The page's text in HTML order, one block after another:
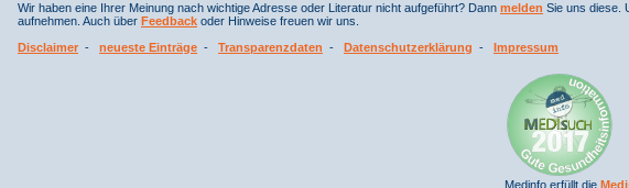
Wir haben eine Ihrer Meinung nach wichtige Adresse oder Literatur nicht aufgeführt? Dann melden Sie uns diese.
aufnehmen. Auch über Feedback oder Hinweise freuen wir uns.
Disclaimer - neueste Einträge - Transparenzdaten - Datenschutzerklärung - Impressum
Medinfo erfüllt die